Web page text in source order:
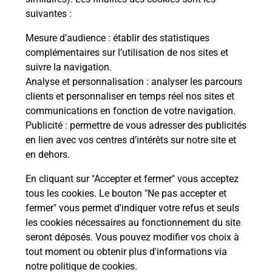
suivantes :
Mesure d’audience : établir des statistiques
complémentaires sur l’utilisation de nos sites et
suivre la navigation.
Analyse et personnalisation : analyser les parcours
clients et personnaliser en temps réel nos sites et
communications en fonction de votre navigation.
Publicité : permettre de vous adresser des publicités
en lien avec vos centres d’intérêts sur notre site et
en dehors.
En cliquant sur "Accepter et fermer" vous acceptez
tous les cookies. Le bouton "Ne pas accepter et
fermer" vous permet d'indiquer votre refus et seuls
les cookies nécessaires au fonctionnement du site
seront déposés. Vous pouvez modifier vos choix à
tout moment ou obtenir plus d'informations via
notre politique de cookies.
Itinéraire
Boîte aux Lettres La Poste
Collecte du courrier aujourd'hui à 09h00
12 Grand Place
41250
Mont Pres Chambord
Itinéraire
Le lien s'ouvre dans un nouvel onglet
Localiser Liste Boîtes aux lettres
Loir-et-Cher
Mont Pres Chambord